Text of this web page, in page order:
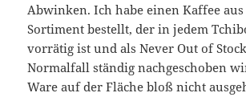
Abwinken. Ich habe einen Kaffee aus
Sortiment bestellt, der in jedem
vorrätig ist und als Never Out of
Normalfall ständig nachgeschoben
Ware auf der Fläche bloß nicht